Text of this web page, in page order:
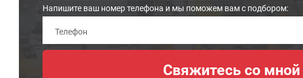
Напишите ваш номер телефона и мы поможем вам с подбором: